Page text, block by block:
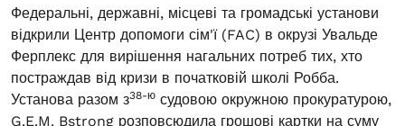
Федеральні, державні, місцеві та громадські установи
відкрили Центр допомоги сім'ї (FAC) в окрузі Увальде
Ферплекс для вирішення нагальних потреб тих, хто
постраждав від кризи в початковій школі Робба.
Установа разом з38-ю судовою окружною прокуратурою,
G.E.M. Bstrong розповсюдила грошові картки на суму